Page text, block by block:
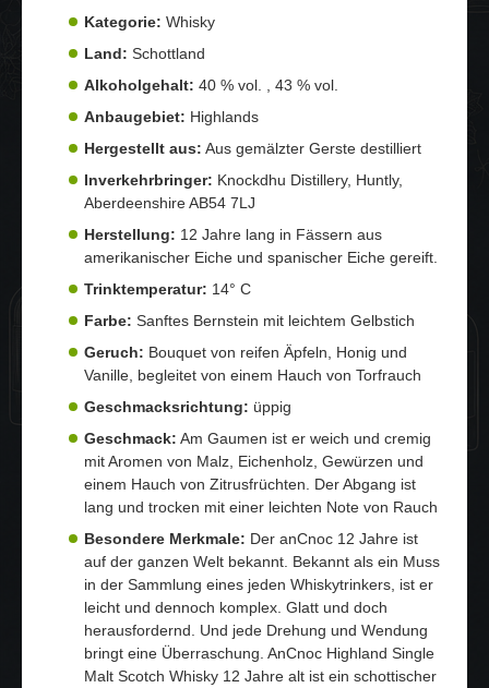
Kategorie: Whisky
Land: Schottland
Alkoholgehalt: 40 % vol. , 43 % vol.
Anbaugebiet: Highlands
Hergestellt aus: Aus gemälzter Gerste destilliert
Inverkehrbringer: Knockdhu Distillery, Huntly,
Aberdeenshire AB54 7LJ
Herstellung: 12 Jahre lang in Fässern aus
amerikanischer Eiche und spanischer Eiche gereift.
Trinktemperatur: 14° C
Farbe: Sanftes Bernstein mit leichtem Gelbstich
Geruch: Bouquet von reifen Äpfeln, Honig und
Vanille, begleitet von einem Hauch von Torfrauch
Geschmacksrichtung: üppig
Geschmack: Am Gaumen ist er weich und cremig
mit Aromen von Malz, Eichenholz, Gewürzen und
einem Hauch von Zitrusfrüchten. Der Abgang ist
lang und trocken mit einer leichten Note von Rauch
Besondere Merkmale: Der anCnoc 12 Jahre ist
auf der ganzen Welt bekannt. Bekannt als ein Muss
in der Sammlung eines jeden Whiskytrinkers, ist er
leicht und dennoch komplex. Glatt und doch
herausfordernd. Und jede Drehung und Wendung
bringt eine Überraschung. AnCnoc Highland Single
Malt Scotch Whisky 12 Jahre alt ist ein schottischer